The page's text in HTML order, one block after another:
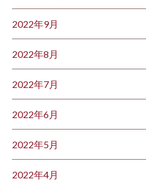
2022年9月
2022年8月
2022年7月
2022年6月
2022年5月
2022年4月